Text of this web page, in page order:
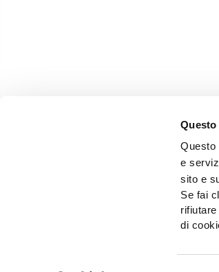
Questo
e
sito e
Se fai
di
EDIZIONI L'INFORMATORE